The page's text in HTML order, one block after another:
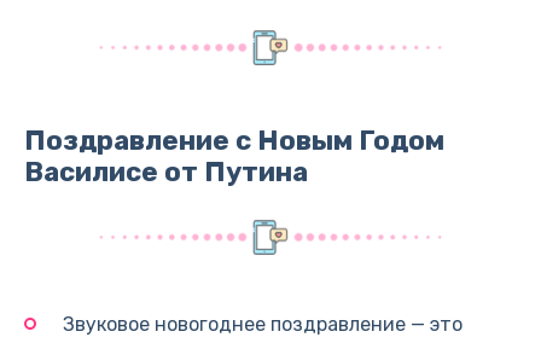
Поздравление с Новым Годом
Василисе от Путина
Звуковое новогоднее поздравление — это